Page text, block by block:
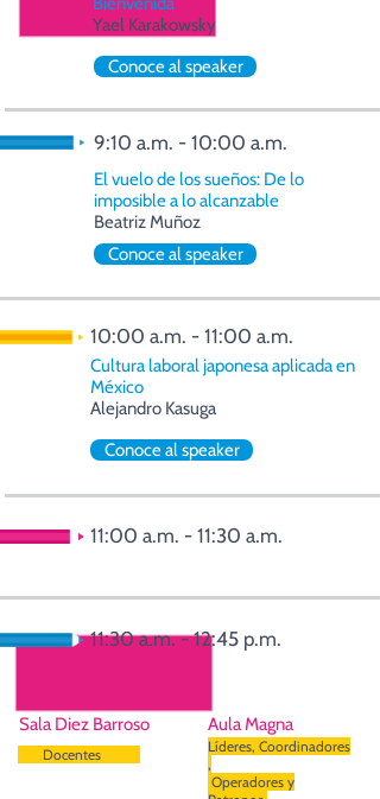
Yael Karakowsky
Conoce al speaker
9:10 a.m. - 10:00 a.m.
El vuelo de los sueños: De lo
imposible a lo alcanzable
Beatriz Muñoz
Conoce al speaker
10:00 a.m. - 11:00 a.m.
Cultura laboral japonesa aplicada en
México
Alejandro Kasuga
Conoce al speaker
11:00 a.m. - 11:30 a.m.
11:30 a.m. - 12:45 p.m.
Sala Diez Barroso Aula Magna
Docentes
Líderes, Coordinadores
,
Operadores y